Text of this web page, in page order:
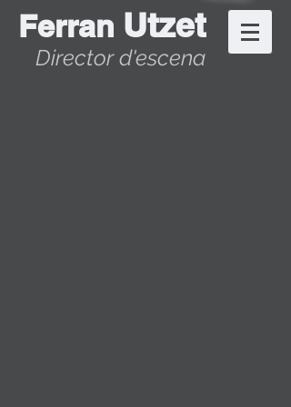
Ferran Utzet
Director d'escena